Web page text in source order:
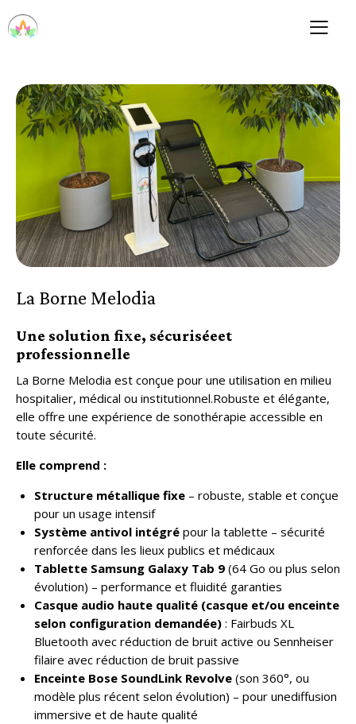
La Borne Melodia
Une solution fixe, sécuriséeet
professionnelle
La Borne Melodia est conçue pour une utilisation en milieu
hospitalier, médical ou institutionnel.Robuste et élégante,
elle offre une expérience de sonothérapie accessible en
toute sécurité.
Elle comprend :
Structure métallique fixe – robuste, stable et conçue
pour un usage intensif
Système antivol intégré pour la tablette – sécurité
renforcée dans les lieux publics et médicaux
Tablette Samsung Galaxy Tab 9 (64 Go ou plus selon
évolution) – performance et fluidité garanties
Casque audio haute qualité (casque et/ou enceinte
selon configuration demandée) : Fairbuds XL
Bluetooth avec réduction de bruit active ou Sennheiser
filaire avec réduction de bruit passive
Enceinte Bose SoundLink Revolve (son 360°, ou
modèle plus récent selon évolution) – pour unediffusion
immersive et de haute qualité